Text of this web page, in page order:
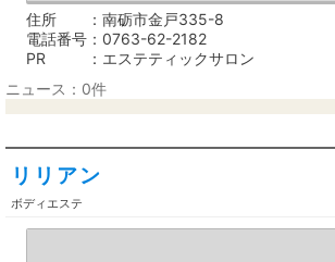
住所
南砺市金戸335-8
電話番号
0763-62-2182
PR
エステティックサロン
ニュース：0件
リリアン
ボディエステ